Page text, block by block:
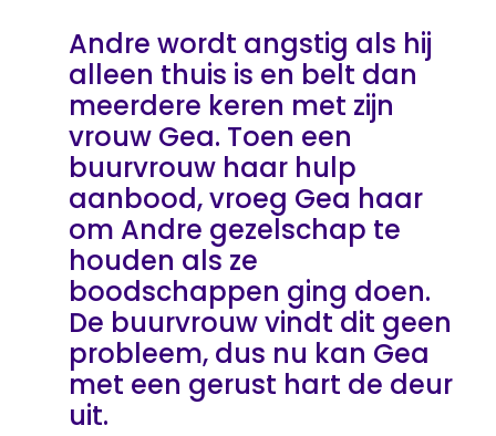
Andre wordt angstig als hij
alleen thuis is en belt dan
meerdere keren met zijn
vrouw Gea. Toen een
buurvrouw haar hulp
aanbood, vroeg Gea haar
om Andre gezelschap te
houden als ze
boodschappen ging doen.
De buurvrouw vindt dit geen
probleem, dus nu kan Gea
met een gerust hart de deur
uit.